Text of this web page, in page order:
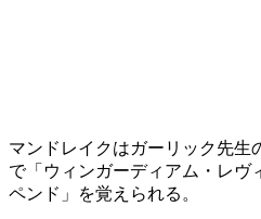
マンドレイクはガーリック先生
で「ウィンガーディアム・レヴ
ペンド」を覚えられる。